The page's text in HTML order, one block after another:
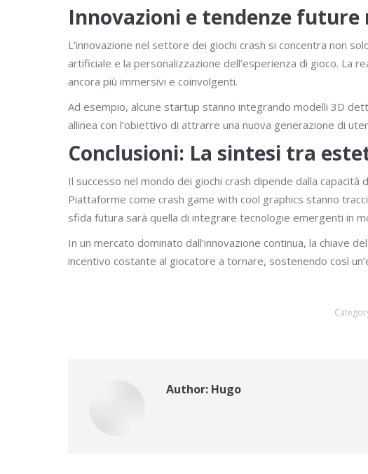
Innovazioni e tendenze
L’innovazione nel settore dei giochi crash si concentra non
artificiale e la personalizzazione dell’esperienza di gioco.
ancora più immersivi e coinvolgenti.
Ad esempio, alcune startup stanno integrando modelli 3D
allinea con l’obiettivo di attrarre una nuova generazione di
Conclusioni: La sintesi tra
Il successo nel mondo dei giochi crash dipende dalla
Piattaforme come crash game with cool graphics stanno
sfida futura sarà quella di integrare tecnologie emergenti in
In un mercato dominato dall’innovazione continua, la chiave
incentivo costante al giocatore a tornare, sostenendo così
Author: Hugo